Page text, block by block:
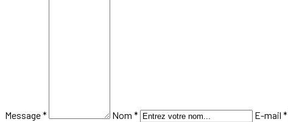
Message * Nom * E-mail *